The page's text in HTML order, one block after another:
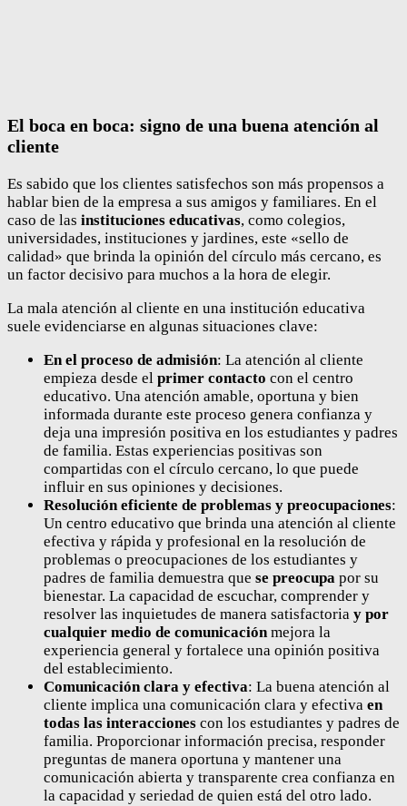
El boca en boca: signo de una buena atención al
cliente
Es sabido que los clientes satisfechos son más propensos a
hablar bien de la empresa a sus amigos y familiares. En el
caso de las instituciones educativas, como colegios,
universidades, instituciones y jardines, este «sello de
calidad» que brinda la opinión del círculo más cercano, es
un factor decisivo para muchos a la hora de elegir.
La mala atención al cliente en una institución educativa
suele evidenciarse en algunas situaciones clave:
En el proceso de admisión: La atención al cliente
empieza desde el primer contacto con el centro
educativo. Una atención amable, oportuna y bien
informada durante este proceso genera confianza y
deja una impresión positiva en los estudiantes y padres
de familia. Estas experiencias positivas son
compartidas con el círculo cercano, lo que puede
influir en sus opiniones y decisiones.
Resolución eficiente de problemas y preocupaciones:
Un centro educativo que brinda una atención al cliente
efectiva y rápida y profesional en la resolución de
problemas o preocupaciones de los estudiantes y
padres de familia demuestra que se preocupa por su
bienestar. La capacidad de escuchar, comprender y
resolver las inquietudes de manera satisfactoria y por
cualquier medio de comunicaciónmejora la
experiencia general y fortalece una opinión positiva
del establecimiento.
Comunicación clara y efectiva: La buena atención al
cliente implica una comunicación clara y efectiva en
todas las interacciones con los estudiantes y padres de
familia. Proporcionar información precisa, responder
preguntas de manera oportuna y mantener una
comunicación abierta y transparente crea confianza en
la capacidad y seriedad de quien está del otro lado.